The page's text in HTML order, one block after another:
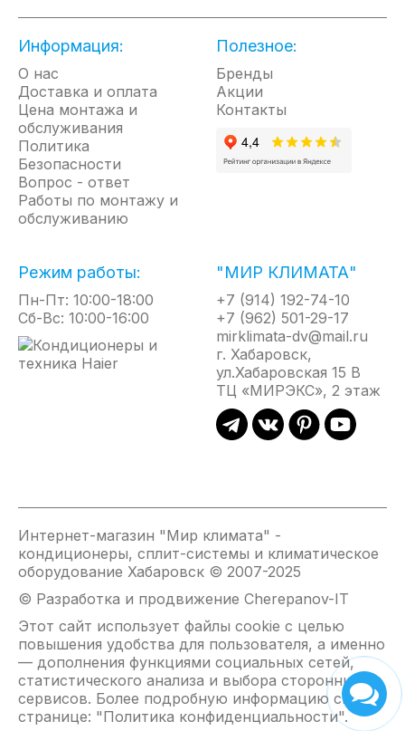
типовых аналогов.
KAGAMI (Кага́ми) – в переводе с японского
«зеркало». Символом серии стало Зеркало Ята –
одно из трёх божественных сокровищ Императора
Японии. Серия кондиционеров KAGAMI станет
настоящим сокровищем в вашем интерьере,
сочетая в себе высокое качество, надёжность,
передовые технологии и тихий режим работы.
Класс энергоэффективности A
Низкий уровень шума от 21 дБ(А)
Цветовая стилизация блока (серебро)
5 скоростей вентилятора внутреннего блока
Встроенный Wi-Fi модуль
Стабильная работа на нагрев до -7 °С
4 дополнительных фильтра SMART Ion
SMART Air — автоматическое управление потоком
Дополнительная шумоизоляция компрессора
Защитная накладка на вентили
Виброопоры наружного блока в комплекте
Информация:
О нас
Доставка и оплата
Цена монтажа и
обслуживания
Политика
Безопасности
Вопрос - ответ
Работы по монтажу и
обслуживанию
Полезное:
Бренды
Акции
Контакты
Режим работы:
Пн-Пт: 10:00-18:00
Сб-Вс: 10:00-16:00
"МИР КЛИМАТА"
+7 (914) 192-74-10
+7 (962) 501-29-17
mirklimata-dv@mail.ru
г. Хабаровск,
ул.Хабаровская 15 В
ТЦ «МИРЭКС», 2 этаж
Интернет-магазин "Мир климата" -
кондиционеры, сплит-системы и климатическое
оборудование Хабаровск © 2007-2025
© Разработка и продвижение Cherepanov-IT
Этот сайт использует файлы cookie с целью
повышения удобства для пользователя, а именно
— дополнения функциями социальных сетей,
статистического анализа и выбора сторонних
сервисов. Более подробную информацию см. на
странице: "Политика конфиденциальности".